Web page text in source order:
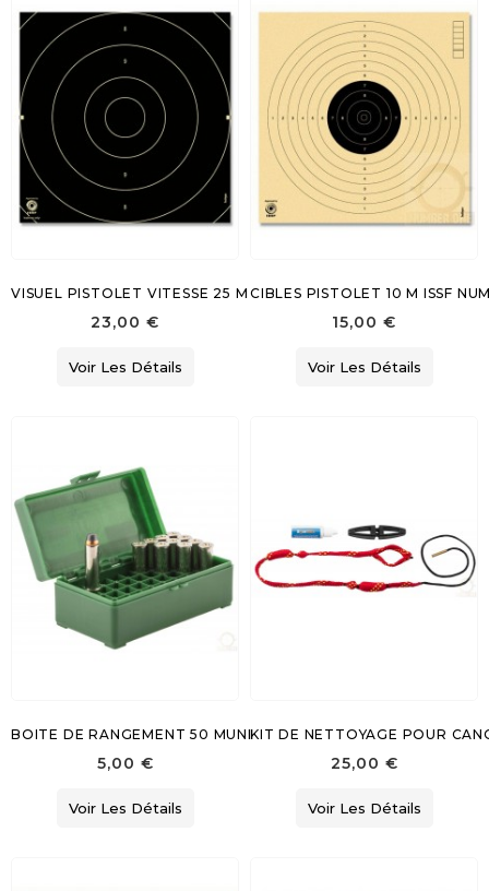
VISUEL PISTOLET VITESSE 25 M
23,00 €
Voir Les Détails
CIBLES PISTOLET 10 M ISSF
15,00 €
Voir Les Détails
BOITE DE RANGEMENT 50 MUNITIONS
5,00 €
Voir Les Détails
KIT DE NETTOYAGE POUR
25,00 €
Voir Les Détails